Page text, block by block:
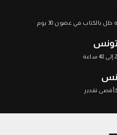
بالكتاب في غضون 30 يوم
تونس
تقدير